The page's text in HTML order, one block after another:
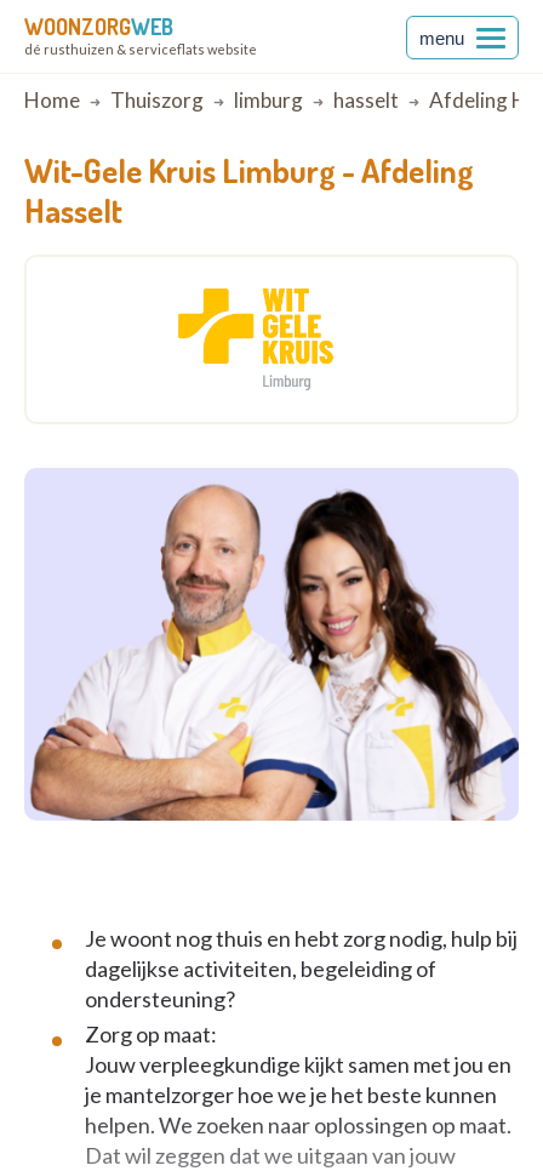
WOONZORGWEB
dé rusthuizen & serviceflats website
menu
Breadcrumb
Home Thuiszorg limburg hasselt Afdeling
Wit-Gele Kruis Limburg -Afdeling
Hasselt
Je woont nog thuis en hebt zorg nodig, hulp bij
dagelijkse activiteiten, begeleiding of
ondersteuning?
Zorg op maat:
Jouw verpleegkundige kijkt samen met jou en
je mantelzorger hoe we je het beste kunnen
helpen. We zoeken naar oplossingen op maat.
Dat wil zeggen dat we uitgaan van jouw